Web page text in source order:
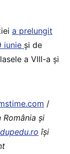
a prelungit
iunie și de
a VIII-a și
/
şi
îşi